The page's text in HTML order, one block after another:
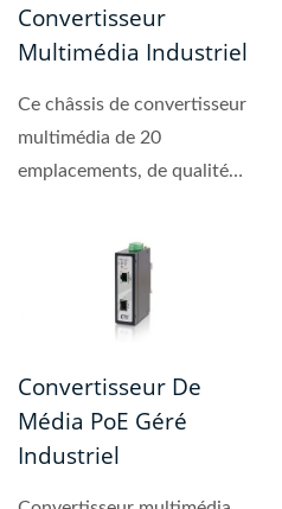
Convertisseur
Multimédia Industriel
Ce châssis de convertisseur
multimédia de 20
emplacements, de qualité
Convertisseur De
Média PoE Géré
Industriel